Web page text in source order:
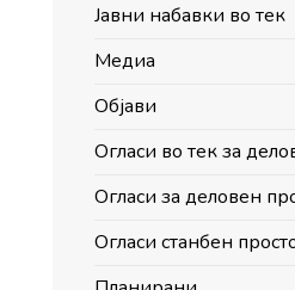
Јавни набавки во тек
Медиа
Објави
Огласи во тек за
Огласи за деловен
Огласи станбен